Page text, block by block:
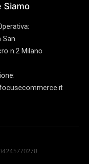
Siamo
San
n.2 Milano